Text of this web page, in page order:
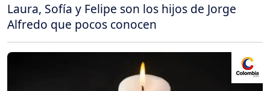
Laura, Sofía y Felipe son los hijos de Jorge
Alfredo que pocos conocen